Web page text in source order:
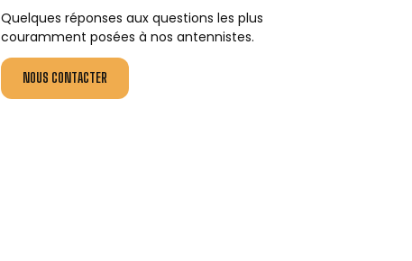
Quelques réponses aux questions les plus
couramment posées à nos antennistes.
NOUS CONTACTER